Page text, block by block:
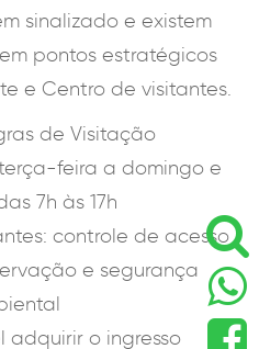
sinalizado e existem
pontos estratégicos
e Centro de visitantes.
de Visitação
feira a domingo e
7h às 17h
controle de acesso
e segurança
adquirir o ingresso